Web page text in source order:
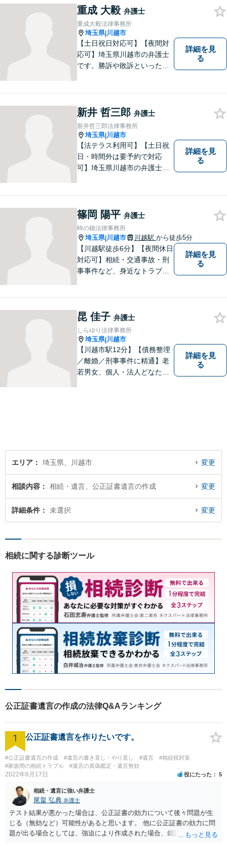
どうぞお気軽にご相談くださ
い。
重成 大毅 弁護士
重成大毅法律事務所
埼玉県|川越市
【土日祝日対応可】【夜間対
応可】埼玉県川越市の弁護士
です。勝訴や敗訴といった結
い。
詳細を見
る
新井 哲三郎 弁護士
新井哲三郎法律事務所
埼玉県|川越市
【法テラス利用可】【土日祝
日・時間外は要予約で対応
可】埼玉県川越市の弁護士で
詳細を見
る
篠岡 陽平 弁護士
時の鐘法律事務所
埼玉県|川越市 川越駅 から徒歩5分
【川越駅徒歩6分】【夜間休日
対応可】相続・交通事故・刑
事事件など、身近なトラブル
よう尽力します。お困りごと
があれば、お気軽にご連絡く
ださい。
詳細を見
る
昆 佳子 弁護士
しらゆり法律事務所
埼玉県|川越市
【川越市駅12分】【債務整理
／離婚／刑事事件に精通】老
若男女、個人・法人どなたか
詳細を見
る
エリア 埼玉県、川越市 変更
相談内容 相続・遺言、公正証書遺言の作成 変更
詳細条件 未選択 変更
相続に関する診断ツール
公正証書遺言の作成の法律Q&Aランキング
1 公正証書遺言を作りたいです。
#公正証書遺言の作成 #遺言の書き直し・やり直し #遺言
#相続税対策
#家族間の相続トラブル
#遺言の真偽鑑定・遺言無効
2022年6月17日 役にたった 5
相続・遺言に強い弁護士
尾畠 弘典 弁護士
テスト結果が悪かった場合は、公正証書の効力について後々問題が生
じる（無効など）可能性があると思います。 他に公正証書の効力に問
題が出る場合としては、強迫により作成された場合、錯誤（勘違い）